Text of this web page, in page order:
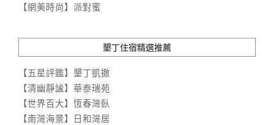
【網美時尚】派對蜜
墾丁住宿精選推薦
【五星評鑑】墾丁凱撒
【清幽靜謐】華泰瑞苑
【世界百大】恆春灣臥
【南灣海景】日和灣居